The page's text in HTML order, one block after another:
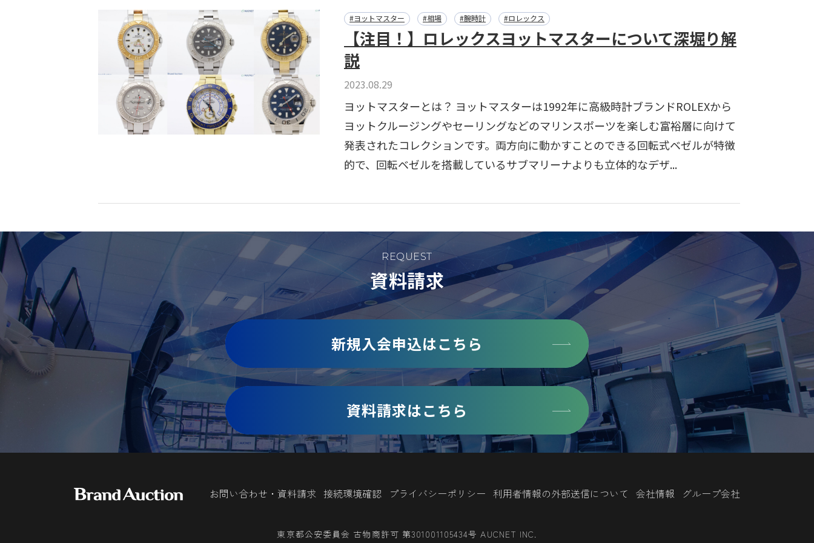
#ヨットマスター #相場 #腕時計 #ロレックス
【注目！】ロレックスヨットマスターについて深堀り解
説
2023.08.29
ヨットマスターとは？ ヨットマスターは1992年に高級時計ブランドROLEXから
ヨットクルージングやセーリングなどのマリンスポーツを楽しむ富裕層に向けて
発表されたコレクションです。両方向に動かすことのできる回転式ベゼルが特徴
的で、回転ベゼルを搭載しているサブマリーナよりも立体的なデザ...
REQUEST
資料請求
新規入会申込はこちら
資料請求はこちら
お問い合わせ・資料請求 接続環境確認 プライバシーポリシー 利用者情報の外部送信について 会社情報 グループ会社
東京都公安委員会 古物商許可 第301001105434号 AUCNET INC.